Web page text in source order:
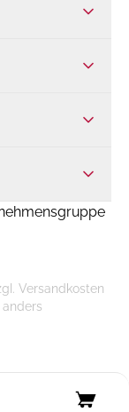
Versandkosten